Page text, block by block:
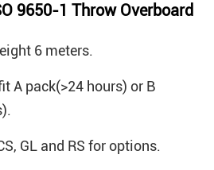
9650-1 Throw Overboard
6 meters.
A pack(>24 hours) or B
GL and RS for options.